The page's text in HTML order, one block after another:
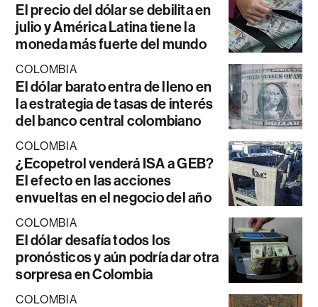
El precio del dólar se debilita en
julio y América Latina tiene la
moneda más fuerte del mundo
COLOMBIA
El dólar barato entra de lleno en
la estrategia de tasas de interés
del banco central colombiano
COLOMBIA
¿Ecopetrol venderá ISA a GEB?
El efecto en las acciones
envueltas en el negocio del año
COLOMBIA
El dólar desafía todos los
pronósticos y aún podría dar otra
sorpresa en Colombia
COLOMBIA